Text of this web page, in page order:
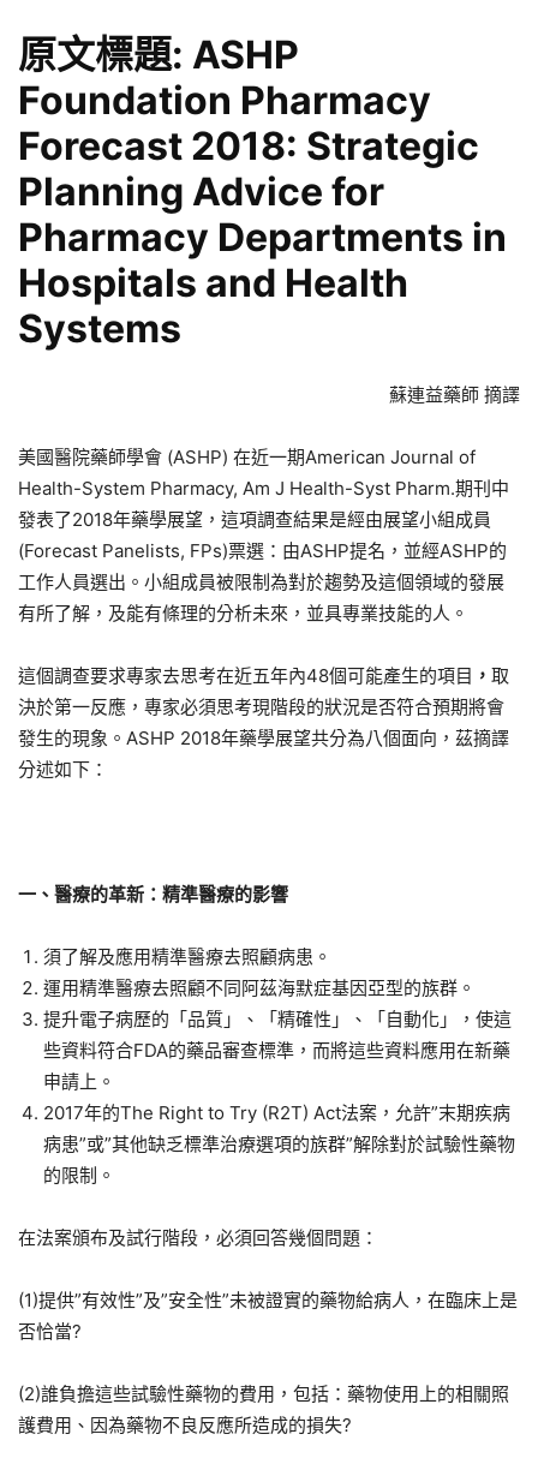
原文標題: ASHP
Foundation Pharmacy
Forecast 2018: Strategic
Planning Advice for
Pharmacy Departments in
Hospitals and Health
Systems
蘇連益藥師 摘譯
美國醫院藥師學會 (ASHP) 在近一期American Journal of
Health-System Pharmacy, Am J Health-Syst Pharm.期刊中
發表了2018年藥學展望，這項調查結果是經由展望小組成員
(Forecast Panelists, FPs)票選：由ASHP提名，並經ASHP的
工作人員選出。小組成員被限制為對於趨勢及這個領域的發展
有所了解，及能有條理的分析未來，並具專業技能的人。
這個調查要求專家去思考在近五年內48個可能產生的項目 ， 取
決於第一反應，專家必須思考現階段的狀況是否符合預期將會
發生的現象。ASHP 2018年藥學展望共分為八個面向，茲摘譯
分述如下：
一、醫療的革新：精準醫療的影響
須了解及應用精準醫療去照顧病患。
運用精準醫療去照顧不同阿茲海默症基因亞型的族群。
提升電子病歷的「品質」、「精確性」、「自動化」，使這
些資料符合FDA的藥品審查標準，而將這些資料應用在新藥
申請上。
2017年的The Right to Try (R2T) Act法案，允許”末期疾病
病患”或”其他缺乏標準治療選項的族群”解除對於試驗性藥物
的限制。
在法案頒布及試行階段，必須回答幾個問題：
(1)提供”有效性”及”安全性”未被證實的藥物給病人，在臨床上是
否恰當?
(2)誰負擔這些試驗性藥物的費用，包括：藥物使用上的相關照
護費用、因為藥物不良反應所造成的損失?